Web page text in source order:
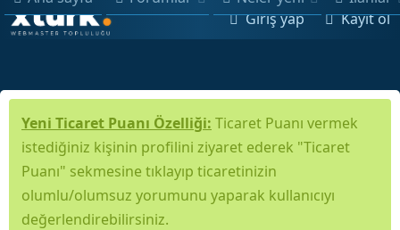
Giriş yap Kayıt ol
Yeni Ticaret Puanı Özelliği: Ticaret Puanı vermek
istediğiniz kişinin profilini ziyaret ederek "Ticaret
Puanı" sekmesine tıklayıp ticaretinizin
olumlu/olumsuz yorumunu yaparak kullanıcıyı
değerlendirebilirsiniz.